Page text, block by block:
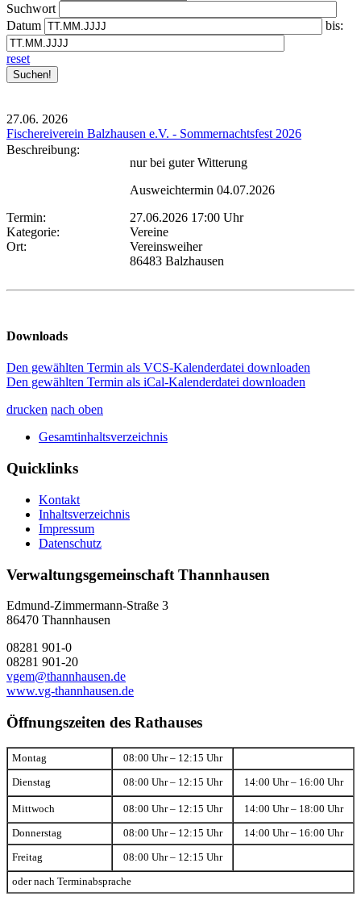
Suchwort
Datum
bis:
reset
27.06. 2026
Fischereiverein Balzhausen e.V. - Sommernachtsfest 2026
Beschreibung:
nur bei guter Witterung
Ausweichtermin 04.07.2026
Termin:
27.06.2026 17:00 Uhr
Kategorie:
Vereine
Ort:
Vereinsweiher
86483 Balzhausen
Downloads
Den gewählten Termin als VCS-Kalenderdatei downloaden
Den gewählten Termin als iCal-Kalenderdatei downloaden
drucken nach oben
Gesamtinhaltsverzeichnis
Quicklinks
Kontakt
Inhaltsverzeichnis
Impressum
Datenschutz
Verwaltungsgemeinschaft Thannhausen
Edmund-Zimmermann-Straße 3
86470 Thannhausen
08281 901-0
08281 901-20
vgem@thannhausen.de
www.vg-thannhausen.de
Öffnungszeiten des Rathauses
Montag 08:00 Uhr – 12:15 Uhr
Dienstag 08:00 Uhr – 12:15 Uhr 14:00 Uhr – 16:00 Uhr
Mittwoch 08:00 Uhr – 12:15 Uhr 14:00 Uhr – 18:00 Uhr
Donnerstag 08:00 Uhr – 12:15 Uhr 14:00 Uhr – 16:00 Uhr
Freitag 08:00 Uhr – 12:15 Uhr
oder nach Terminabsprache